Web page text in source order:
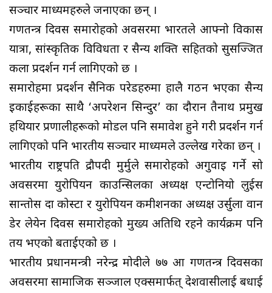
सञ्चार माध्यमहरुले जनाएका छन् ।
गणतन्त्र दिवस समारोहको अवसरमा भारतले आफ्नो विकास
यात्रा, सांस्कृतिक विविधता र सैन्य शक्ति सहितको सुसज्जित
कला प्रदर्शन गर्न लागिएको छ ।
समारोहमा प्रदर्शन सैनिक परेडहरुमा हालै गठन भएका सैन्य
इकाईहरूका साथै ‘अपरेशन सिन्दुर’ का दौरान तैनाथ प्रमुख
हथियार प्रणालीहरूको मोडल पनि समावेश हुने गरी प्रदर्शन गर्न
लागिएको पनि भारतीय सञ्चार माध्यमले उल्लेख गरेका छन् ।
भारतीय राष्ट्रपति द्रौपदी मुर्मुले समारोहको अगुवाइ गर्ने सो
अवसरमा युरोपियन काउन्सिलका अध्यक्ष एन्टोनियो लुईस
सान्तोस दा कोस्टा र युरोपियन कमीशनका अध्यक्ष उर्सुला वान
डेर लेयेन दिवस समारोहको मुख्य अतिथि रहने कार्यक्रम पनि
तय भएको बताईएको छ ।
भारतीय प्रधानमन्त्री नरेन्द्र मोदीले ७७ औं गणतन्त्र दिवसका
अवसरमा सामाजिक सञ्जाल एक्समार्फत् देशवासीलाई बधाई